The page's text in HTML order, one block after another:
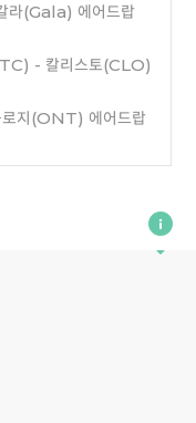
(Gala) 에어드랍
- 칼리스토(CLO)
지(ONT) 에어드랍